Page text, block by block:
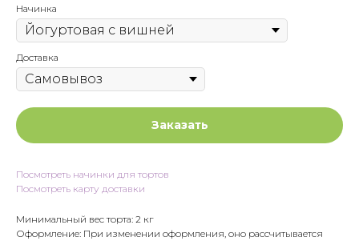
Начинка
Доставка
Заказать
Посмотреть начинки для тортов
Посмотреть карту доставки
Минимальный вес торта: 2 кг
Оформление: При изменении оформления, оно рассчитывается